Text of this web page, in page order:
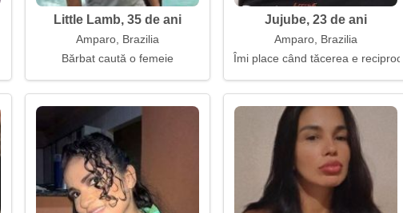
Little Lamb, 35 de ani
Amparo, Brazilia
Bărbat caută o femeie
Jujube, 23 de ani
Amparo, Brazilia
Îmi place când tăcerea e reciprocă